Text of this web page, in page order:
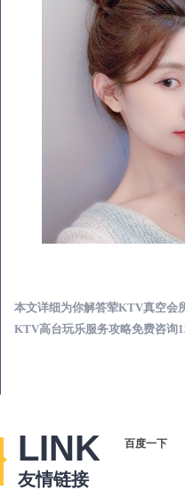
本文详细为你解答荤KTV真空会
KTV高台玩乐服务攻略免费咨询
LINK
友情链接
百度一下